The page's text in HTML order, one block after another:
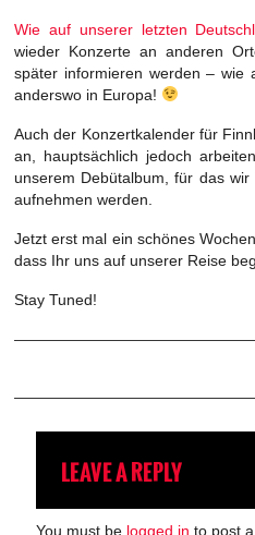
Wie auf unserer letzten
wieder Konzerte an anderen
später informieren werden – wie
anderswo in Europa!
Auch der Konzertkalender für
an, hauptsächlich jedoch
unserem Debütalbum, für das
aufnehmen werden.
Jetzt erst mal ein schönes
dass Ihr uns auf unserer Reise
Stay Tuned!
LEAVE A REPLY
You must be logged in to post